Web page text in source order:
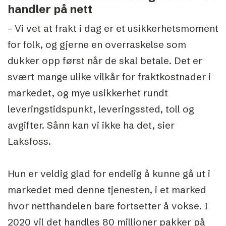
handler på nett
– Vi vet at frakt i dag er et usikkerhetsmoment
for folk, og gjerne en overraskelse som
dukker opp først når de skal betale. Det er
svært mange ulike vilkår for fraktkostnader i
markedet, og mye usikkerhet rundt
leveringstidspunkt, leveringssted, toll og
avgifter. Sånn kan vi ikke ha det, sier
Laksfoss.
Hun er veldig glad for endelig å kunne gå ut i
markedet med denne tjenesten, i et marked
hvor netthandelen bare fortsetter å vokse. I
2020 vil det handles 80 millioner pakker på